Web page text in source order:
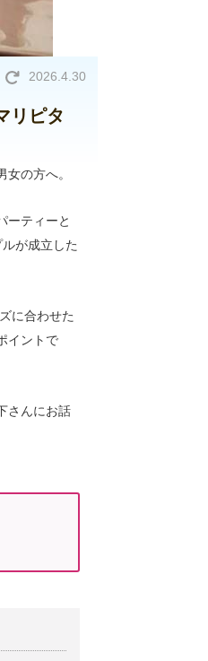
2026.4.30
リピタ
の方へ。
ーティーと
が成立した
に合わせた
イントで
さんにお話